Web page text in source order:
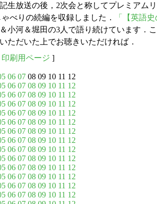
生放送の後，2次会と称してプレミアム
べりの続編を収録しました．
「【英語
小河＆堀田の3人で語り続けています．
ただいた上でお聴きいただければ．
印刷用ページ ]
06 07 08 09 10 11 12
06 07 08 09 10 11 12
06 07 08 09 10 11 12
06 07 08 09 10 11 12
06 07 08 09 10 11 12
06 07 08 09 10 11 12
06 07 08 09 10 11 12
06 07 08 09 10 11 12
06 07 08 09 10 11 12
06 07 08 09 10 11 12
06 07 08 09 10 11 12
06 07 08 09 10 11 12
06 07 08 09 10 11 12
06 07 08 09 10 11 12